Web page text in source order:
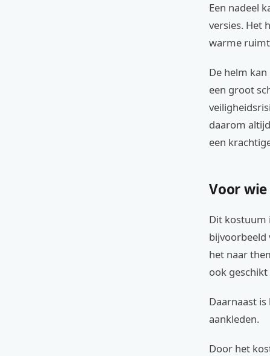
Een nadeel
versies. Het
warme
De helm
een groot
daarom
een
Voor
Dit kostuum
bijvoorbeeld
het naar
ook
Daarnaast
aankleden.
Door het